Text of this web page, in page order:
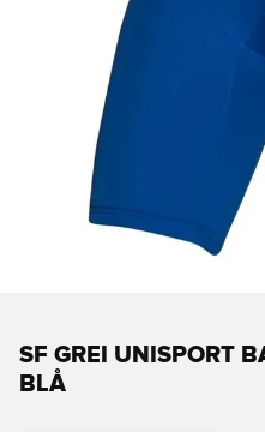
SF GREI UNISPORT
BLÅ